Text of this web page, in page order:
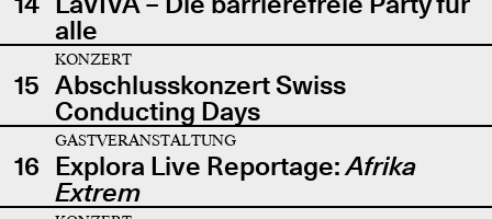
alle
15
KONZERT
Abschlusskonzert Swiss
Conducting Days
16
GASTVERANSTALTUNG
Explora Live Reportage:Afrika
Extrem